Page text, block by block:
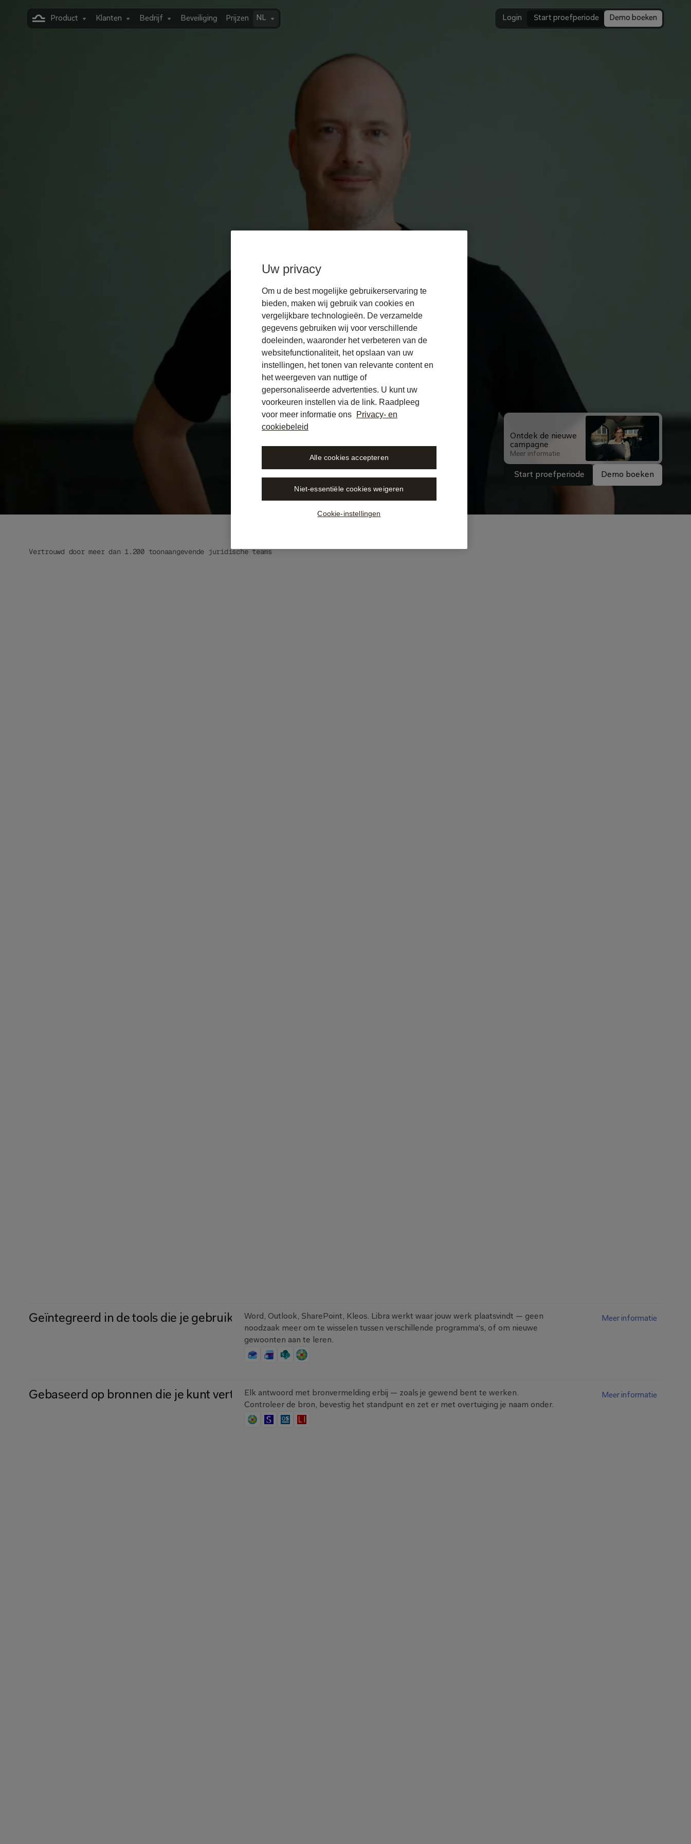
Product Klanten Bedrijf Beveiliging Prijzen NL Login Start proefperiode Demo boeken
All-in-One
AI-Workspace.
door
duizenden
Libra is een juridische AI-tool die je ondersteunt in je dagelijkse werk –
ontwikkeld dóór advocaten, vóór advocaten.
Ontdek de nieuwe
campagne
Meer informatie
Start proefperiode Demo boeken
Vertrouwd door meer dan 1.200 toonaangevende juridische teams
Geïntegreerd in de tools die je gebruikt
Word, Outlook, SharePoint, Kleos. Libra werkt waar jouw werk plaatsvindt — geen
noodzaak meer om te wisselen tussen verschillende programma's, of om nieuwe
gewoonten aan te leren.
Meer informatie
Gebaseerd op bronnen die je kunt vertrouwenElk antwoord met bronvermelding erbij — zoals je gewend bent te werken.
Controleer de bron, bevestig het standpunt en zet er met overtuiging je naam onder.
Meer informatie
Uw privacy
Om u de best mogelijke gebruikerservaring te
bieden, maken wij gebruik van cookies en
vergelijkbare technologieën. De verzamelde
gegevens gebruiken wij voor verschillende
doeleinden, waaronder het verbeteren van de
websitefunctionaliteit, het opslaan van uw
instellingen, het tonen van relevante content en
het weergeven van nuttige of
gepersonaliseerde advertenties. U kunt uw
voorkeuren instellen via de link. Raadpleeg
voor meer informatie ons
Privacy- en
cookiebeleid
Cookie-instellingen
Niet-essentiële cookies weigeren
Alle cookies accepteren